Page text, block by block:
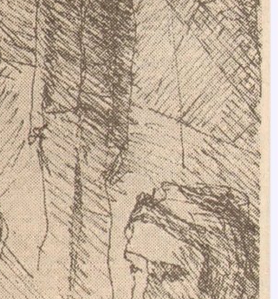
felült, szétnézett. Mellette
s ahogy fölemelkedett, hogy megnézze ki
sápadt arca a tükörből.